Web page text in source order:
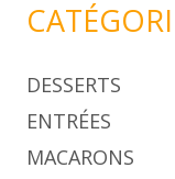
DESSERTS
ENTRÉES
MACARONS